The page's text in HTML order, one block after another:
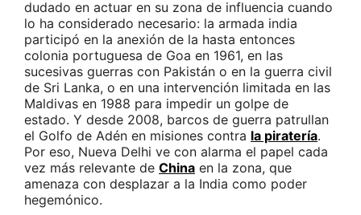
dudado en actuar en su zona de influencia cuando
lo ha considerado necesario: la armada india
participó en la anexión de la hasta entonces
colonia portuguesa de Goa en 1961, en las
sucesivas guerras con Pakistán o en la guerra civil
de Sri Lanka, o en una intervención limitada en las
Maldivas en 1988 para impedir un golpe de
estado. Y desde 2008, barcos de guerra patrullan
el Golfo de Adén en misiones contra la piratería.
Por eso, Nueva Delhi ve con alarma el papel cada
vez más relevante de China en la zona, que
amenaza con desplazar a la India como poder
hegemónico.